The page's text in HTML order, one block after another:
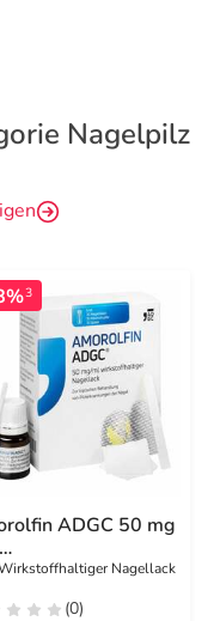
Nagelpilz
3
ADGC 50 mg
Nagellack
(0)